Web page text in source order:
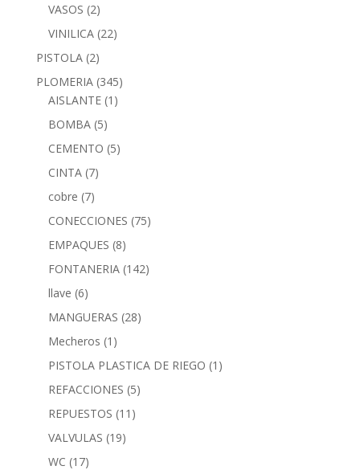
VASOS (2)
VINILICA (22)
PISTOLA (2)
PLOMERIA (345)
AISLANTE (1)
BOMBA (5)
CEMENTO (5)
CINTA (7)
cobre (7)
CONECCIONES (75)
EMPAQUES (8)
FONTANERIA (142)
llave (6)
MANGUERAS (28)
Mecheros (1)
PISTOLA PLASTICA DE RIEGO (1)
REFACCIONES (5)
REPUESTOS (11)
VALVULAS (19)
WC (17)